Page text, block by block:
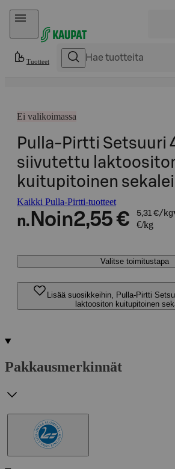
Hyppää sisältöön
Tuotteet
Ei valikoimassa
Pulla-Pirtti Setsuuri
siivutettu
kuitupitoinen
Kaikki Pulla-Pirtti-tuotteet
n. Noin2,55 € 5,31 €/kg
€/kg
Valitse toimitustapa
Lisää suosikkeihin, Pulla-Pirtti
laktoositon kuitupitoinen
Pakkausmerkinnät